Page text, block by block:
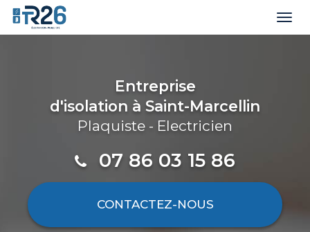
Entreprise
d'isolation à Saint-Marcellin
Plaquiste - Electricien
07 86 03 15 86
CONTACTEZ-NOUS